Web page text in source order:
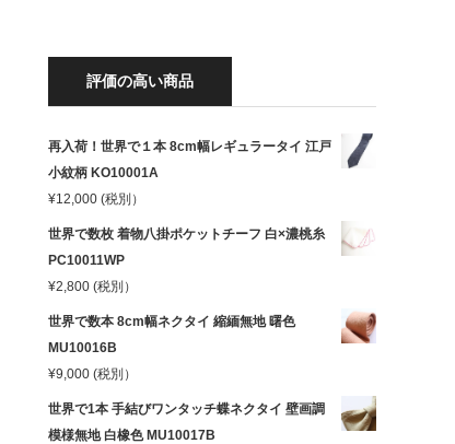
評価の高い商品
再入荷！世界で１本 8cm幅レギュラータイ 江戸
小紋柄 KO10001A
¥12,000 (税別）
世界で数枚 着物八掛ポケットチーフ 白×濃桃糸
PC10011WP
¥2,800 (税別）
世界で数本 8cm幅ネクタイ 縮緬無地 曙色
MU10016B
¥9,000 (税別）
世界で1本 手結びワンタッチ蝶ネクタイ 壁画調
模様無地 白橡色 MU10017B